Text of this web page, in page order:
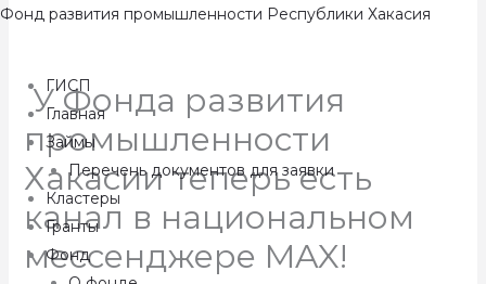
Перейти
Фонд развития промышленности Республики Хакасия
ГИСП
Главная
Займы
Перечень документов для заявки
Кластеры
Гранты
Фонд
У Фонда развития
промышленности
Хакасии теперь есть
канал в национальном
мессенджере MAX!